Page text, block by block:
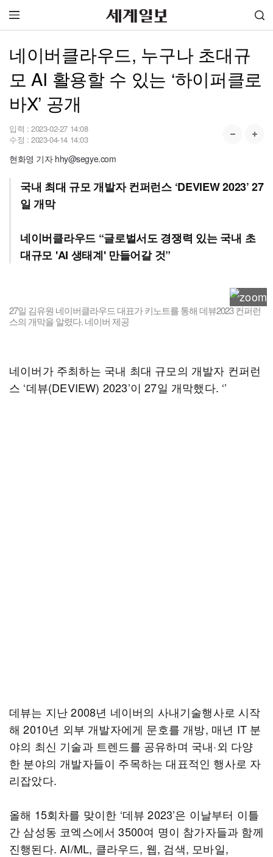
네이버클라우드, 누구나 초대규
모 AI 활용할 수 있는 ‘하이퍼클로
바X’ 공개
입력 : 2023-02-27 14:08
수정 : 2023-04-14 14:03
현화영 기자 hhy@segye.com
국내 최대 규모 개발자 컨퍼런스 ‘DEVIEW 2023’ 27
일 개막
네이버클라우드 “글로벌서도 경쟁력 있는 국내 초
대규모 'AI 생태계' 만들어갈 것”
27일 김유원 네이버클라우드 대표가 키노트를 통해 데뷰2023 컨퍼런
스의 개막을 알렸다. 네이버 제공
네이버가 주최하는 국내 최대 규모의 개발자 컨퍼런
스 ‘데뷰(DEVIEW) 2023’이 27일 개막했다. ‘’
데뷰는 지난 2008년 네이버의 사내기술행사로 시작
해 2010년 외부 개발자에게 문호를 개방, 매년 IT 분
야의 최신 기술과 트렌드를 공유하며 국내·외 다양
한 분야의 개발자들이 주목하는 대표적인 행사로 자
리잡았다.
올해 15회차를 맞이한 ‘데뷰 2023’은 이날부터 이틀
간 삼성동 코엑스에서 3500여 명이 참가자들과 함께
진행된다. AI/ML, 클라우드, 웹, 검색, 모바일,